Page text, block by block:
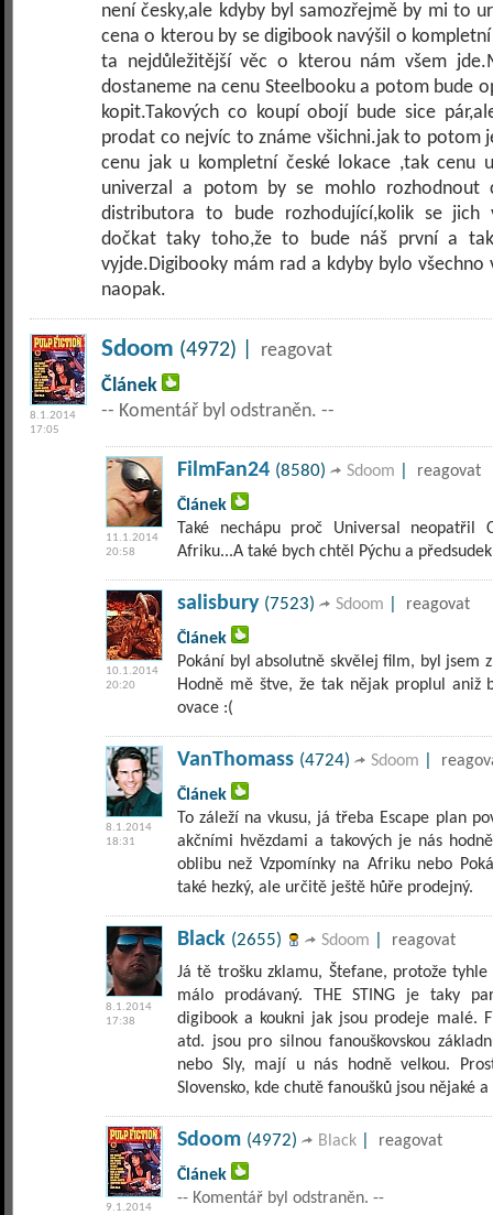
není česky,ale kdyby byl samozřejmě by mi to
cena o kterou by se digibook navýšil o
ta nejdůležitější věc o kterou nám všem
dostaneme na cenu Steelbooku a potom bude
kopit.Takových co koupí obojí bude sice
prodat co nejvíc to známe všichni.jak to potom
cenu jak u kompletní české lokace ,tak cenu
univerzal a potom by se mohlo rozhodnout
distributora to bude rozhodující,kolik se jich
dočkat taky toho,že to bude náš první a
vyjde.Digibooky mám rad a kdyby bylo všechno
naopak.
8.1.2014
17:05
Sdoom (4972) |
reagovat
Článek
-- Komentář byl odstraněn. --
11.1.2014
20:58
FilmFan24 (8580) Sdoom
reagovat
Článek
Také nechápu proč Universal
Afriku...A také bych chtěl Pýchu a
10.1.2014
20:20
salisbury (7523) Sdoom
reagovat
Článek
Pokání byl absolutně skvělej film, byl jsem
Hodně mě štve, že tak nějak proplul aniž
ovace :(
8.1.2014
18:31
VanThomass (4724) Sdoom
Článek
To záleží na vkusu, já třeba Escape plan
akčními hvězdami a takových je nás
oblibu než Vzpomínky na Afriku nebo
také hezký, ale určitě ještě hůře prodejný.
8.1.2014
17:38
Black (2655) Sdoom
reagovat
Já tě trošku zklamu, Štefane, protože
málo prodávaný. THE STING je taky
digibook a koukni jak jsou prodeje malé.
atd. jsou pro silnou fanouškovskou
nebo Sly, mají u nás hodně velkou.
Slovensko, kde chutě fanoušků jsou nějaké
9.1.2014
Sdoom (4972) Black
reagovat
Článek
-- Komentář byl odstraněn. --